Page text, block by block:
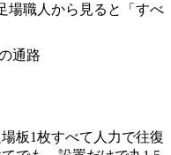
場職人から見ると「すべ
通路
板1枚すべて人力で往復